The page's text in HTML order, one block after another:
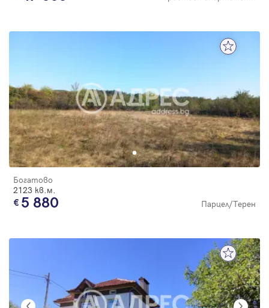
Богатово
2123 кв.м.
5 880 Парцел/Терен